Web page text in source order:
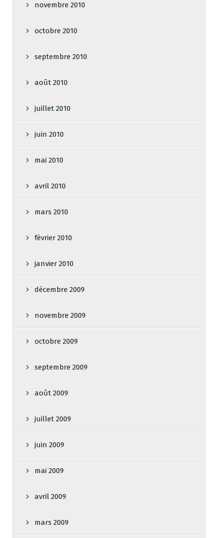
novembre 2010
octobre 2010
septembre 2010
août 2010
juillet 2010
juin 2010
mai 2010
avril 2010
mars 2010
février 2010
janvier 2010
décembre 2009
novembre 2009
octobre 2009
septembre 2009
août 2009
juillet 2009
juin 2009
mai 2009
avril 2009
mars 2009